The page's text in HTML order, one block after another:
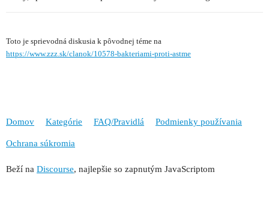
Toto je sprievodná diskusia k pôvodnej téme na
https://www.zzz.sk/clanok/10578-bakteriami-proti-astme
Domov Kategórie FAQ/Pravidlá Podmienky používania
Ochrana súkromia
Beží na Discourse, najlepšie so zapnutým JavaScriptom